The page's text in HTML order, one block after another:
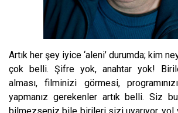
Artık her şey iyice ‘aleni’ durumda; kim
çok belli. Şifre yok, anahtar yok!
alması, filminizi görmesi,
yapmanız gerekenler artık belli. Siz